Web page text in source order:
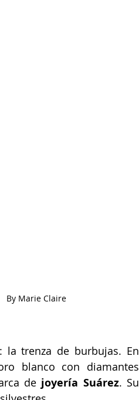
By Marie Claire
la trenza de burbujas. En
blanco con diamantes
de joyería Suárez. Su